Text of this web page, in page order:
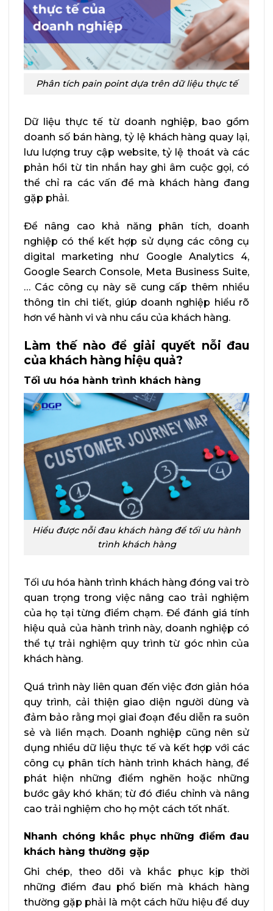
Phân tích pain point dựa trên dữ liệu thực tế
Dữ liệu thực tế từ doanh nghiệp, bao gồm
doanh số bán hàng, tỷ lệ khách hàng quay lại,
lưu lượng truy cập website, tỷ lệ thoát và các
phản hồi từ tin nhắn hay ghi âm cuộc gọi, có
thể chỉ ra các vấn đề mà khách hàng đang
gặp phải.
Để nâng cao khả năng phân tích, doanh
nghiệp có thể kết hợp sử dụng các công cụ
digital marketing như Google Analytics 4,
Google Search Console, Meta Business Suite,
… Các công cụ này sẽ cung cấp thêm nhiều
thông tin chi tiết, giúp doanh nghiệp hiểu rõ
hơn về hành vi và nhu cầu của khách hàng.
Làm thế nào để giải quyết nỗi đau
của khách hàng hiệu quả?
Tối ưu hóa hành trình khách hàng
Hiểu được nỗi đau khách hàng để tối ưu hành
trình khách hàng
Tối ưu hóa hành trình khách hàng đóng vai trò
quan trọng trong việc nâng cao trải nghiệm
của họ tại từng điểm chạm. Để đánh giá tính
hiệu quả của hành trình này, doanh nghiệp có
thể tự trải nghiệm quy trình từ góc nhìn của
khách hàng.
Quá trình này liên quan đến việc đơn giản hóa
quy trình, cải thiện giao diện người dùng và
đảm bảo rằng mọi giai đoạn đều diễn ra suôn
sẻ và liền mạch. Doanh nghiệp cũng nên sử
dụng nhiều dữ liệu thực tế và kết hợp với các
công cụ phân tích hành trình khách hàng, để
phát hiện những điểm nghẽn hoặc những
bước gây khó khăn; từ đó điều chỉnh và nâng
cao trải nghiệm cho họ một cách tốt nhất.
Nhanh chóng khắc phục những điểm đau
khách hàng thường gặp
Ghi chép, theo dõi và khắc phục kịp thời
những điểm đau phổ biến mà khách hàng
thường gặp phải là một cách hữu hiệu để duy